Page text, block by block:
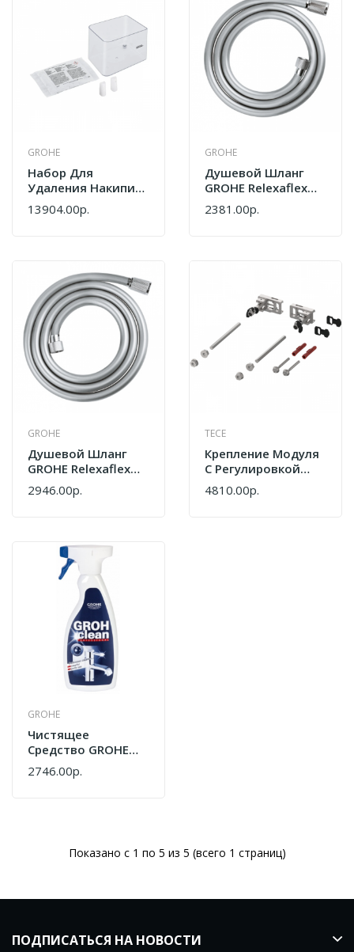
GROHE
Набор Для
Удаления Накипи
GROHE 1015469990
13904.00р.
GROHE
Душевой Шланг
GROHE Relexaflex
45973001
2381.00р.
GROHE
Душевой Шланг
GROHE Relexaflex
45992001
2946.00р.
TECE
Крепление Модуля
С Регулировкой
Глубины Tece Profil
9380014
4810.00р.
GROHE
Чистящее
Средство GROHE
Grohclean 48166000
2746.00р.
Показано с 1 по 5 из 5 (всего 1 страниц)
ПОДПИСАТЬСЯ НА НОВОСТИ